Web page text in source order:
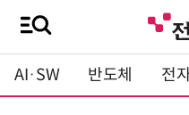
AI·SW 반도체 전